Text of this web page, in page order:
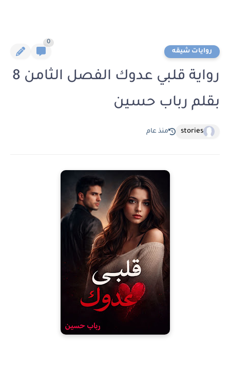
روايات شيقه
0
رواية قلبي عدوك الفصل الثامن 8
بقلم رباب حسين
stories منذ عام